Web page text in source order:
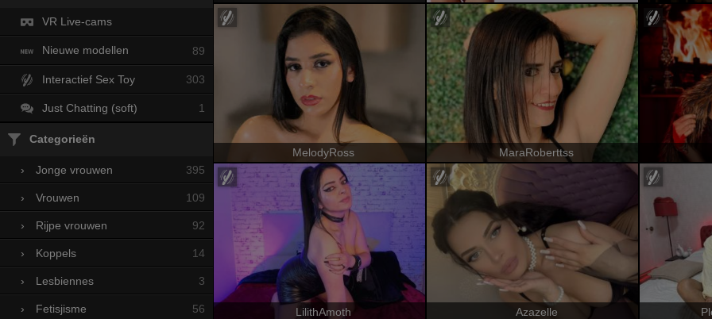
VR Live-cams
Nieuwe modellen 89
Interactief Sex Toy 303
Just Chatting (soft) 1
Categorieën
› Jonge vrouwen 395
› Vrouwen 109
› Rijpe vrouwen 92
› Koppels 14
› Lesbiennes 3
› Fetisjisme 56
MelodyRoss MaraRoberttss
LilithAmoth Azazelle